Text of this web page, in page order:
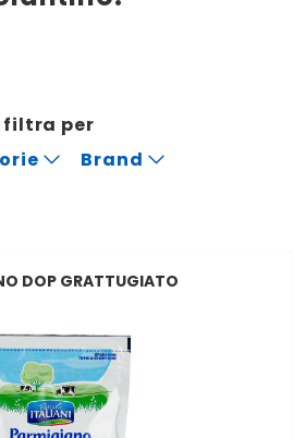
filtra per
Brand
DOP GRATTUGIATO